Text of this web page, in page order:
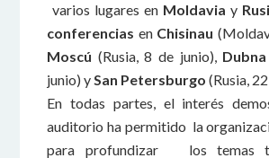
varios lugares en Moldavia y
conferencias en Chisinau
Moscú (Rusia, 8 de junio), Dubna
junio) ySan Petersburgo (Rusia,
En todas partes, el interés
auditorio ha permitido la
para profundizar los temas